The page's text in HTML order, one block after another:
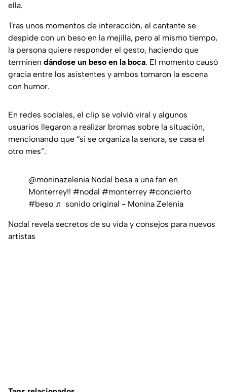
ella.
Tras unos momentos de interacción, el cantante se
despide con un beso en la mejilla, pero al mismo tiempo,
la persona quiere responder el gesto, haciendo que
terminen dándose un beso en la boca. El momento causó
gracia entre los asistentes y ambos tomaron la escena
con humor.
En redes sociales, el clip se volvió viral y algunos
usuarios llegaron a realizar bromas sobre la situación,
mencionando que “si se organiza la señora, se casa el
otro mes”.
@moninazelenia Nodal besa a una fan en
Monterrey!! #nodal #monterrey #concierto
#beso ♬ sonido original - Monina Zelenia
Nodal revela secretos de su vida y consejos para nuevos
artistas